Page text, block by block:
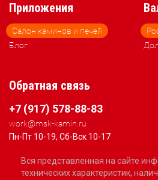
Приложения
Салон каминов и печей
Блог
Обратная связь
+7 (917) 578-88-83
work@msk-kamin.ru
Пн-Пт 10-19, Сб-Вск 10-17
Вся представленная на сайте
технических характеристик,